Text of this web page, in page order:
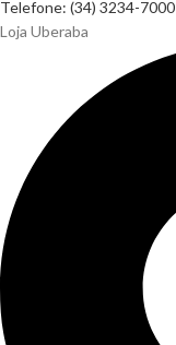
Telefone: (34) 3234-7000
Loja Uberaba